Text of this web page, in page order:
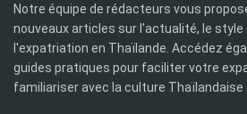
Notre équipe de rédacteurs vous
nouveaux articles sur l'actualité, le style
l'expatriation en Thaïlande. Accédez
guides pratiques pour faciliter votre
familiariser avec la culture Thaïlandaise